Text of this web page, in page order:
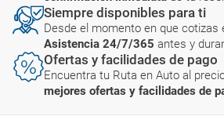
Siempre disponibles para ti
Desde el momento en que cotizas
Asistencia 24/7/365 antes y
Ofertas y facilidades de pago
Encuentra tu Ruta en Auto al
mejores ofertas y facilidades de